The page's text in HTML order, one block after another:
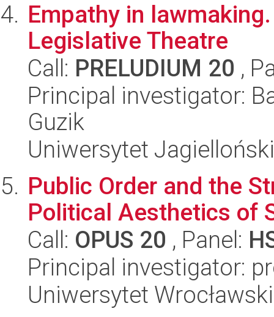
Empathy in
Legislative Theatre
Call: PRELUDIUM 20 ,
Principal investigator:
Guzik
Uniwersytet
Public Order and the
Political Aesthetics of
Call: OPUS 20 , Panel:
Principal investigator:
Uniwersytet